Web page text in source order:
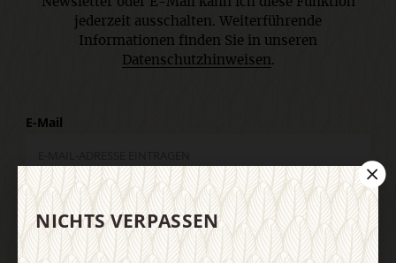
jederzeit ausschalten. Weiterführende
Informationen finden Sie in unseren
Datenschutzhinweisen.
E-Mail
Jetzt anmelden
NICHTS VERPASSEN